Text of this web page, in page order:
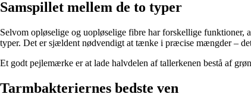
Samspillet mellem de to typer
Selvom opløselige og uopløselige fibre har forskellige funktioner,
typer. Det er sjældent nødvendigt at tænke i præcise mængder –
Et godt pejlemærke er at lade halvdelen af tallerkenen bestå af
Tarmbakteriernes bedste ven